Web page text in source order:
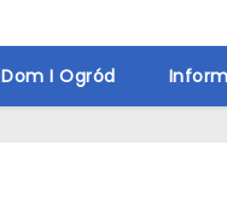
Dom I Ogród